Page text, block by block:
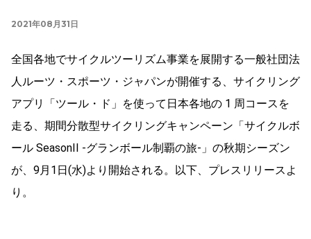
2021年08月31日
全国各地でサイクルツーリズム事業を展開する一般社団法
人ルーツ・スポーツ・ジャパンが開催する、サイクリング
アプリ「ツール・ド」を使って日本各地の 1 周コースを
走る、期間分散型サイクリングキャンペーン「サイクルボ
ール SeasonII -グランボール制覇の旅-」の秋期シーズン
が、9月1日(水)より開始される。以下、プレスリリースよ
り。